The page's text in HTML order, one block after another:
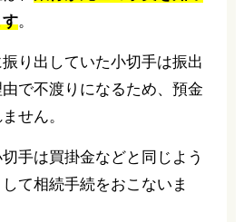
。
り出していた小切手は振出
で不渡りになるため、預金
せん。
手は買掛金などと同じよう
て相続手続をおこないま